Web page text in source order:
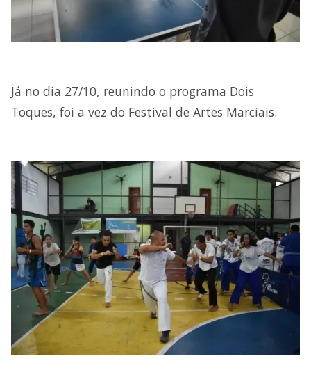
Já no dia 27/10, reunindo o programa Dois
Toques, foi a vez do Festival de Artes Marciais.